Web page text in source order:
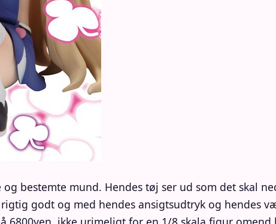
bestemte mund. Hendes tøj ser ud som det skal
godt og med hendes ansigtsudtryk og hendes